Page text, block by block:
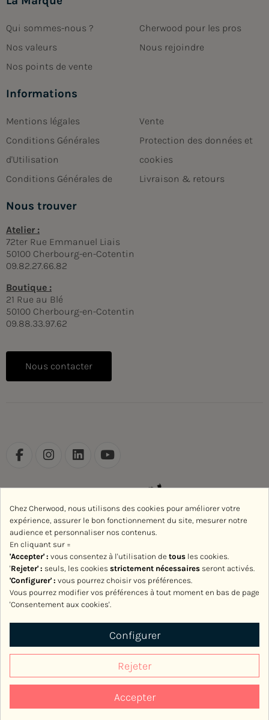
Qui sommes-nous ?
Nos valeurs
Nos points de vente
Cherwood pour les pros
Nous rejoindre
Informations
Mentions légales
Conditions Générales
d'Utilisation
Conditions Générales de
Vente
Protection des données et
cookies
Livraison & retours
Nous trouver
Atelier :
72ter Rue Emmanuel Liais
50100 Cherbourg-en-Cotentin
09.82.27.66.82
Boutique :
21 Rue au Blé
50100 Cherbourg-en-Cotentin
09.88.33.97.62
Nous contacter
Chez Cherwood, nous utilisons des cookies pour améliorer votre
expérience, assurer le bon fonctionnement du site, mesurer notre
audience et personnaliser nos contenus.
En cliquant sur =
'Accepter' : vous consentez à l'utilisation de tous les cookies.
'Rejeter' : seuls, les cookies strictement nécessaires seront activés.
'Configurer' : vous pourrez choisir vos préférences.
Vous pourrez modifier vos préférences à tout moment en bas de page
'Consentement aux cookies'.
Configurer
Rejeter
Accepter